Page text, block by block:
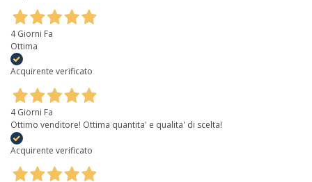
4 Giorni Fa
Ottima
Acquirente verificato
4 Giorni Fa
Ottimo venditore! Ottima quantita' e qualita' di scelta!
Acquirente verificato